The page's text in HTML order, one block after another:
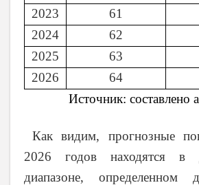
2023
61
2024
62
2025
63
2026
64
Источник: составлено
Как видим, прогнозные
2026 годов находятся в
диапазоне, определенном